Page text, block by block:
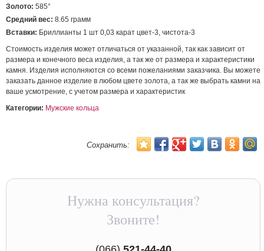
Золото: 585°
Средний вес: 8.65 грамм
Вставки: Бриллианты 1 шт 0,03 карат цвет-3, чистота-3
Стоимость изделия может отличаться от указанной, так как зависит от
размера и конечного веса изделия, а так же от размера и характеристики
камня. Изделия исполняются со всеми пожеланиями заказчика. Вы можете
заказать данное изделие в любом цвете золота, а так же выбрать камни на
ваше усмотрение, с учетом размера и характеристик
Категории: Мужские кольца
Сохранить:
Нужна консультация?
Звоните!